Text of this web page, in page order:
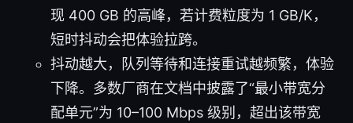
现 400 GB 的高峰，若计费粒度为 1 GB/K，
短时抖动会把体验拉跨。
抖动越大，队列等待和连接重试越频繁，体验
下降。多数厂商在文档中披露了“最小带宽分
配单元”为 10–100 Mbps 级别，超出该带宽